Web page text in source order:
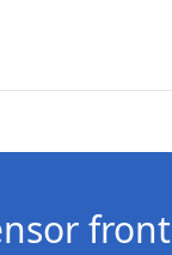
front